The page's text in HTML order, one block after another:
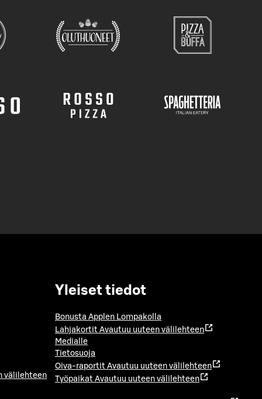
välilehteen
Yleiset tiedot
Bonusta Applen Lompakolla
Lahjakortit Avautuu uuteen välilehteen
Medialle
Tietosuoja
Oiva-raportit Avautuu uuteen välilehteen
Työpaikat Avautuu uuteen välilehteen